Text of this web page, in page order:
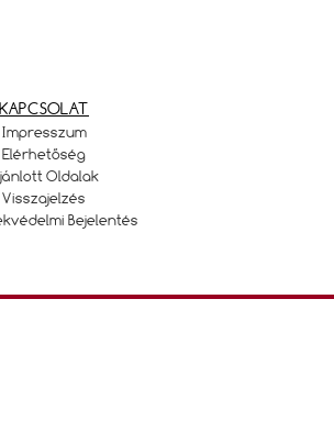
KAPCSOLAT
Impresszum
Elérhetőség
Oldalak
Visszajelzés
Bejelentés